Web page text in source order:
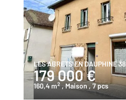
LES ABRETS EN DAUPHINE 38
179 000 €
160,4 m2 , Maison, 7 pcs